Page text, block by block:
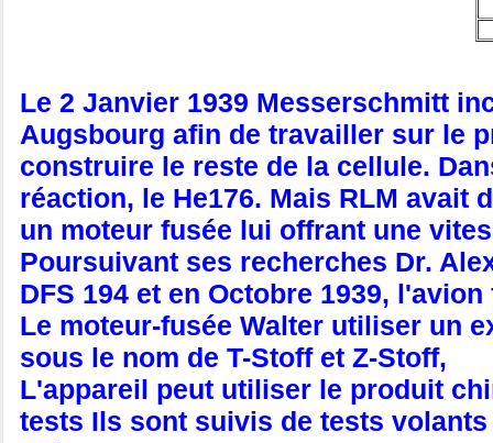
Le 2 Janvier 1939 Messerschmitt
Augsbourg afin de travailler sur le
construire le reste de la cellule.
réaction, le He176. Mais RLM avait
un moteur fusée lui offrant une
Poursuivant ses recherches Dr.
DFS 194 et en Octobre 1939,
Le moteur-fusée Walter utiliser un
sous le nom de T-Stoff et Z-Stoff,
L'appareil peut utiliser le produit
tests Ils sont suivis de tests